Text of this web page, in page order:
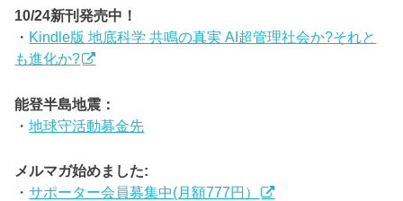
10/24新刊発売中！
・ Kindle版 地底科学 共鳴の真実 AI超管理社会か?それと
も進化か?
能登半島地震：
・地球守活動募金先
メルマガ始めました:
・サポーター会員募集中(月額777円）